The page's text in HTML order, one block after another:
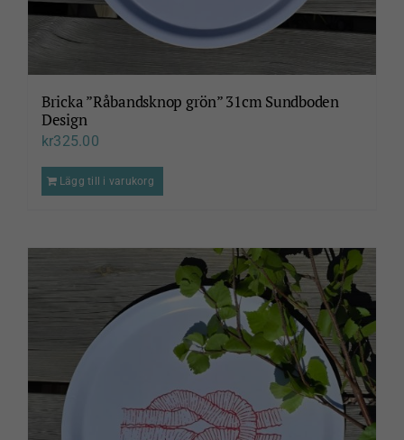
Bricka ”Råbandsknop grön” 31cm Sundboden
Design
kr325.00
Lägg till i varukorg